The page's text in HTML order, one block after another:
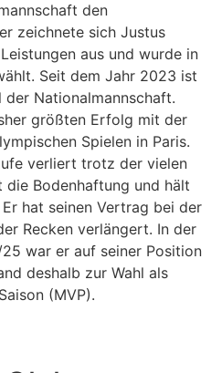
den
zeichnete sich Justus
aus und wurde in
Seit dem Jahr 2023 ist
Nationalmannschaft.
größten Erfolg mit der
Spielen in Paris.
verliert trotz der vielen
Bodenhaftung und hält
Er hat seinen Vertrag bei der
Recken verlängert. In der
war er auf seiner Position
deshalb zur Wahl als
(MVP).